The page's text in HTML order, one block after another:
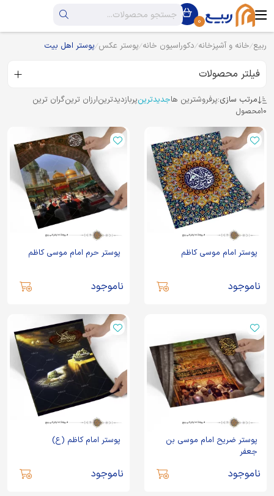
0
ربیع خانه و آشپزخانه دکوراسیون خانه پوستر عکس پوستر اهل بیت
فیلتر محصولات
مرتب سازی:پرفروشترین هاجدیدترینپربازدیدترینارزان ترینگران ترین
10محصول
پوستر امام موسی کاظم
ناموجود
پوستر حرم امام موسی کاظم
ناموجود
پوستر ضریح امام موسی بن
جعفر
ناموجود
پوستر امام کاظم (ع)
ناموجود